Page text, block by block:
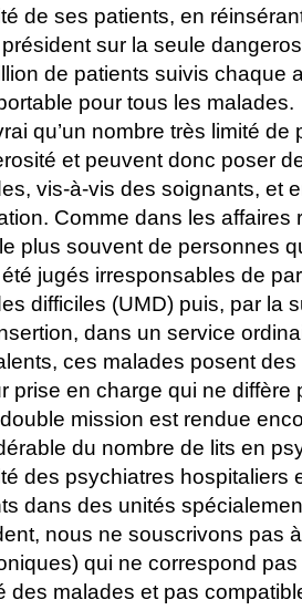
de ses patients, en
sur la seule
de patients suivis chaque
pour tous les malades.
qu’un nombre très limité
et peuvent donc poser
vis-à-vis des soignants, et
Comme dans les
le plus souvent de personnes
jugés irresponsables de
difficiles (UMD) puis, par la
dans un service
ces malades posent
prise en charge qui ne
mission est rendue
du nombre de lits en
des psychiatres hospitaliers
dans des unités
nous ne souscrivons pas
qui ne correspond
des malades et pas